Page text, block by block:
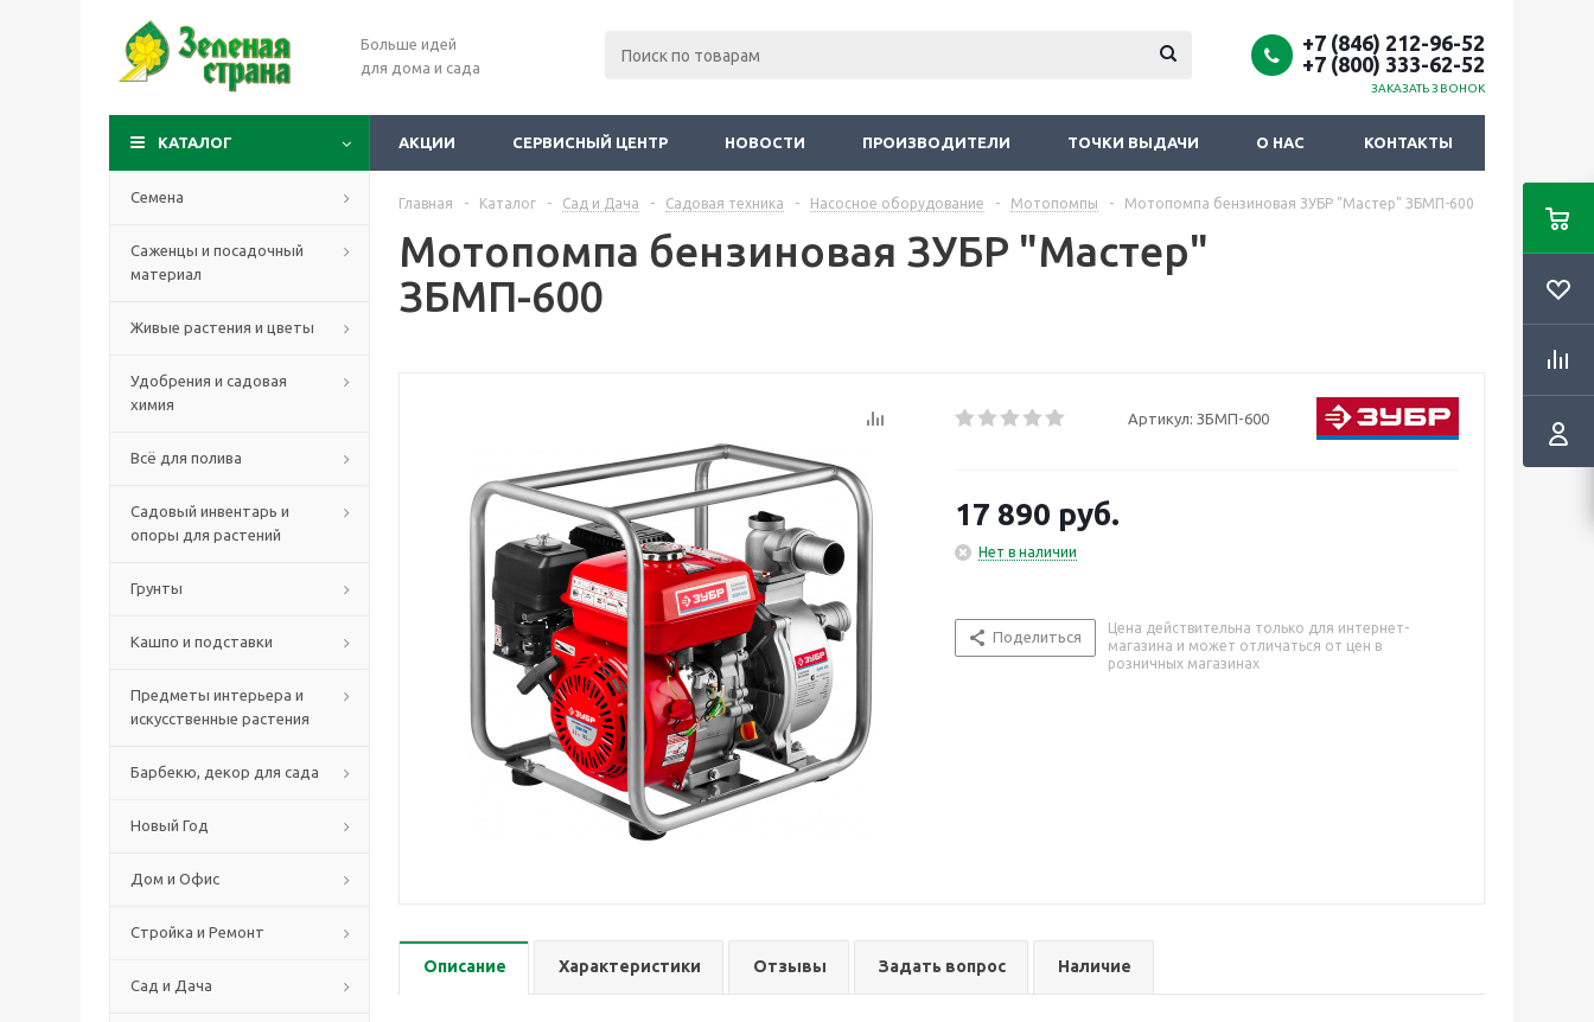
Больше идей
для дома и сада
+7 (846) 212-96-52
+7 (800) 333-62-52
ЗАКАЗАТЬ ЗВОНОК
КАТАЛОГ АКЦИИ СЕРВИСНЫЙ ЦЕНТР НОВОСТИ ПРОИЗВОДИТЕЛИ ТОЧКИ ВЫДАЧИ О НАС КОНТАКТЫ
Семена
Саженцы и посадочный
материал
Живые растения и цветы
Удобрения и садовая
химия
Всё для полива
Садовый инвентарь и
опоры для растений
Грунты
Кашпо и подставки
Предметы интерьера и
искусственные растения
Барбекю, декор для сада
Новый Год
Дом и Офис
Стройка и Ремонт
Сад и Дача
Главная - Каталог - Сад и Дача - Садовая техника - Насосное оборудование - Мотопомпы - Мотопомпа бензиновая ЗУБР "Мастер" ЗБМП-600
Мотопомпа бензиновая ЗУБР "Мастер"
ЗБМП-600
Артикул: ЗБМП-600
17 890 руб.
Нет в наличии
Поделиться
Цена действительна только для интернет-
магазина и может отличаться от цен в
розничных магазинах
Описание Характеристики Отзывы Задать вопрос Наличие